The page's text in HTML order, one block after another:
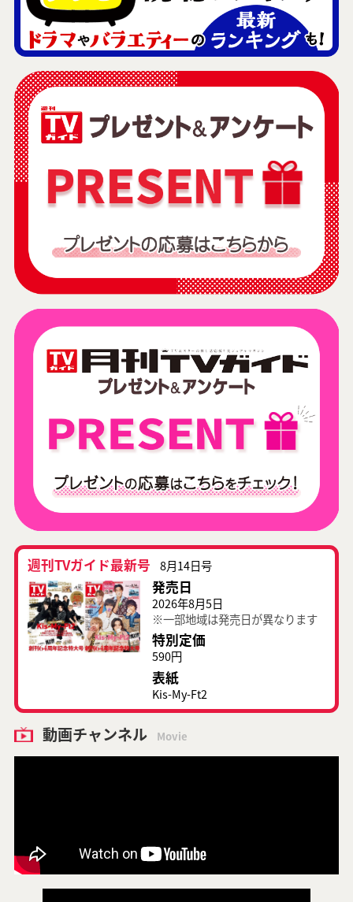
週刊TVガイド最新号 8月14日号
発売日
2026年8月5日
※一部地域は発売日が異なります
特別定価
590円
表紙
Kis-My-Ft2
動画チャンネル Movie